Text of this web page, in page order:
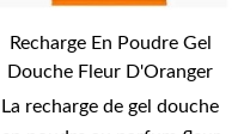
Recharge En Poudre Gel
Douche Fleur D'Oranger
25Gr -Pimpant-
La recharge de gel douche